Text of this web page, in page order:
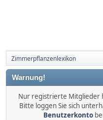
Zimmerpflanzenlexikon
Warnung!
Nur registrierte Mitglieder
Bitte loggen Sie sich
Benutzerkonto